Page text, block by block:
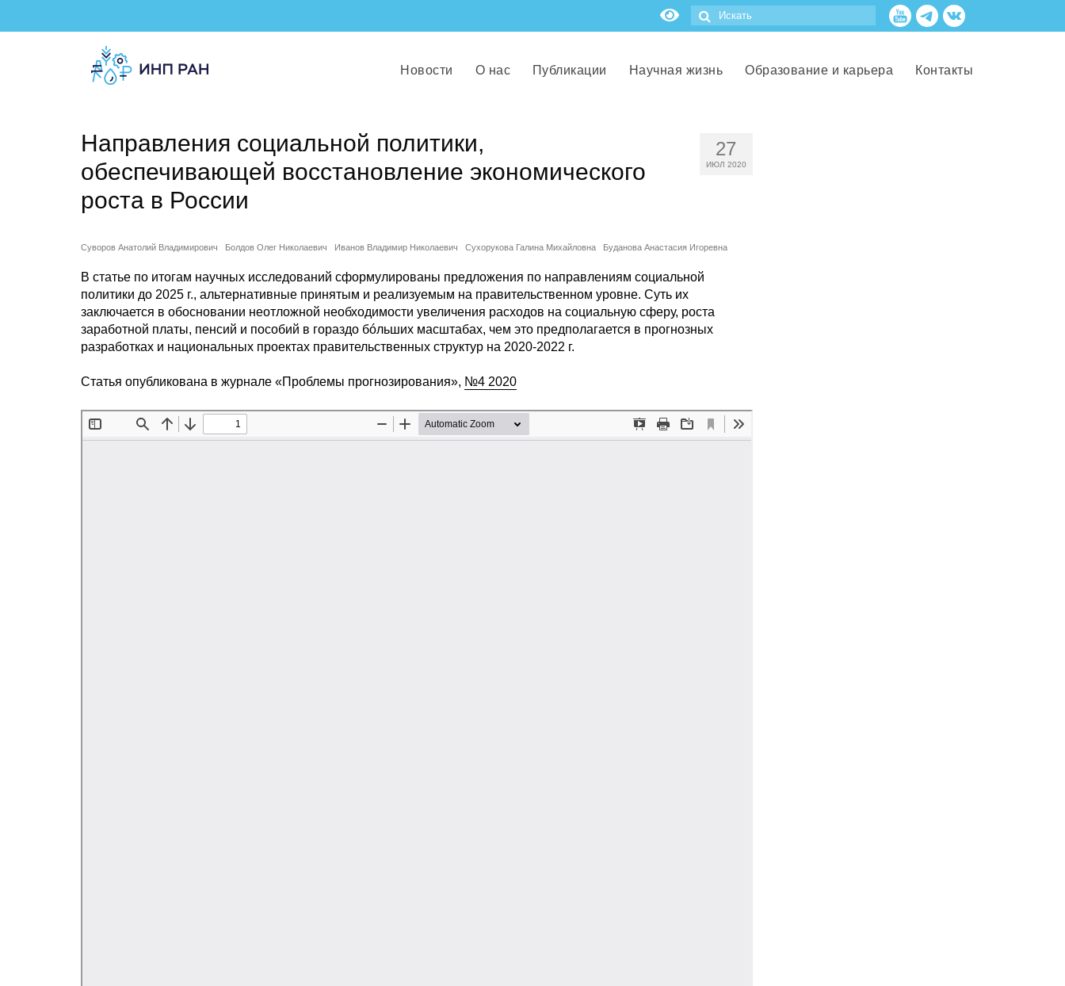
Новости О нас Публикации Научная жизнь Образование и карьера Контакты
27
ИЮЛ 2020
Направления социальной политики,
обеспечивающей восстановление экономического
роста в России
Суворов Анатолий Владимирович Болдов Олег Николаевич Иванов Владимир Николаевич Сухорукова Галина Михайловна Буданова Анастасия Игоревна
В статье по итогам научных исследований сформулированы предложения по направлениям социальной
политики до 2025 г., альтернативные принятым и реализуемым на правительственном уровне. Суть их
заключается в обосновании неотложной необходимости увеличения расходов на социальную сферу, роста
заработной платы, пенсий и пособий в гораздо бóльших масштабах, чем это предполагается в прогнозных
разработках и национальных проектах правительственных структур на 2020-2022 г.
Статья опубликована в журнале «Проблемы прогнозирования», №4 2020